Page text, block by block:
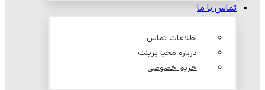
تماس با ما
اطلاعات تماس
درباره محیا پرینت
حریم خصوصی